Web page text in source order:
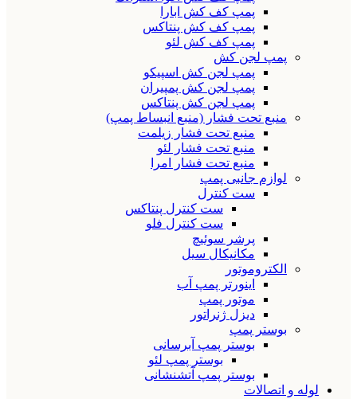
پمپ کف کش ابارا
پمپ کف کش پنتاکس
پمپ کف کش لئو
پمپ لجن کش
پمپ لجن کش اسپیکو
پمپ لجن کش پمپیران
پمپ لجن کش پنتاکس
منبع تحت فشار (منبع انبساط پمپ)
منبع تحت فشار زیلمت
منبع تحت فشار لئو
منبع تحت فشار امرا
لوازم جانبی پمپ
ست کنترل
ست کنترل پنتاکس
ست کنترل فلو
پرشر سوئیچ
مکانیکال سیل
الکتروموتور
اینورتر پمپ آب
موتور پمپ
دیزل ژنراتور
بوستر پمپ
بوستر پمپ آبرسانی
بوستر پمپ لئو
بوستر پمپ آتشنشانی
لوله و اتصالات